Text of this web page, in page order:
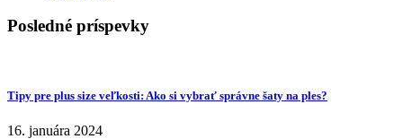
Posledné príspevky
Tipy pre plus size veľkosti: Ako si vybrať správne šaty na ples?
16. januára 2024